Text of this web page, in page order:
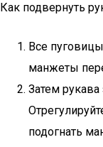
Как подвернуть
Все
манжеты
Затем
подогнать